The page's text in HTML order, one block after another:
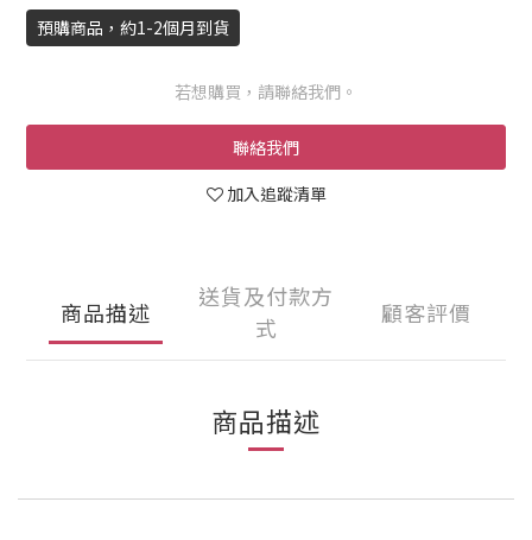
預購商品，約1-2個月到貨
若想購買，請聯絡我們。
聯絡我們
加入追蹤清單
商品描述
送貨及付款方
式
顧客評價
商品描述